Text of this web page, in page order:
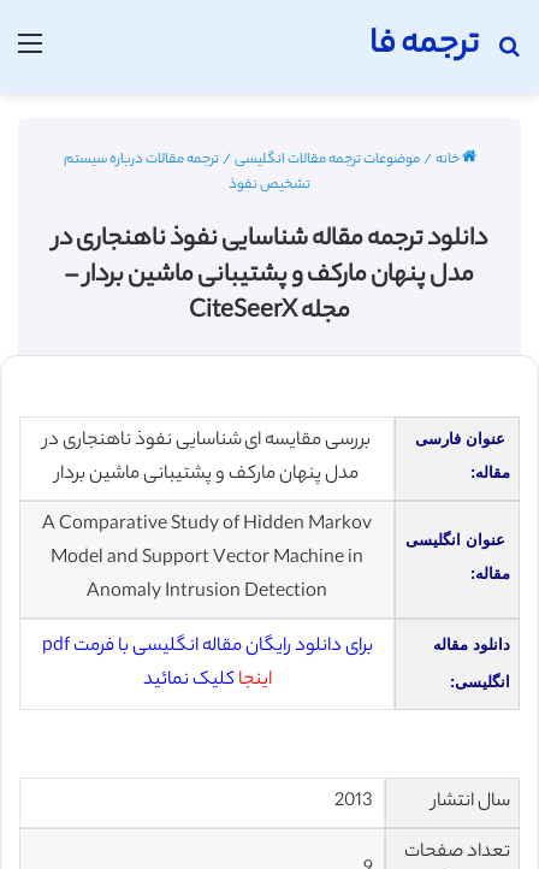
ترجمه فا
جستجو برای
خانه/موضوعات ترجمه مقالات انگلیسی/ترجمه مقالات درباره سیستم
تشخیص نفوذ
دانلود ترجمه مقاله شناسایی نفوذ ناهنجاری در
مدل پنهان مارکف و پشتیبانی ماشین بردار –
مجله CiteSeerX
عنوان فارسی
مقاله:
بررسی مقایسه ای شناسایی نفوذ ناهنجاری در
مدل پنهان مارکف و پشتیبانی ماشین بردار
عنوان انگلیسی
مقاله:
A Comparative Study of Hidden Markov
Model and Support Vector Machine in
Anomaly Intrusion Detection
دانلود مقاله
انگلیسی:
برای دانلود رایگان مقاله انگلیسی با فرمت pdf
اینجاکلیک نمائید
سال انتشار
تعداد صفحات